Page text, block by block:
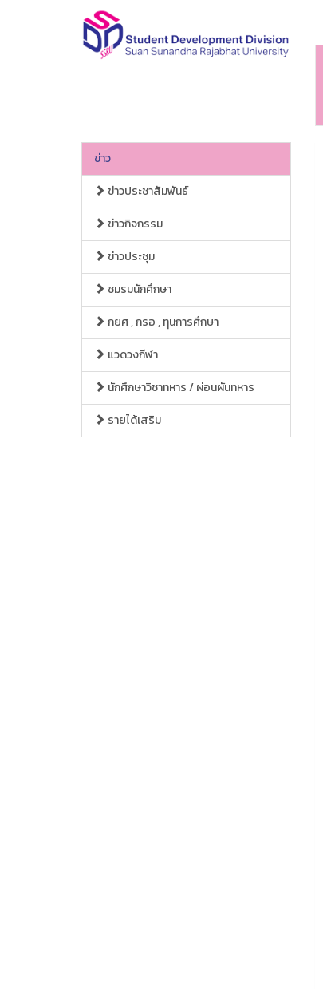
ข่าว
ข่าวประชาสัมพันธ์
ข่าวกิจกรรม
ข่าวประชุม
ชมรมนักศึกษา
กยศ , กรอ , ทุนการศึกษา
แวดวงกีฬา
นักศึกษาวิชาทหาร / ผ่อนผันทหาร
รายได้เสริม